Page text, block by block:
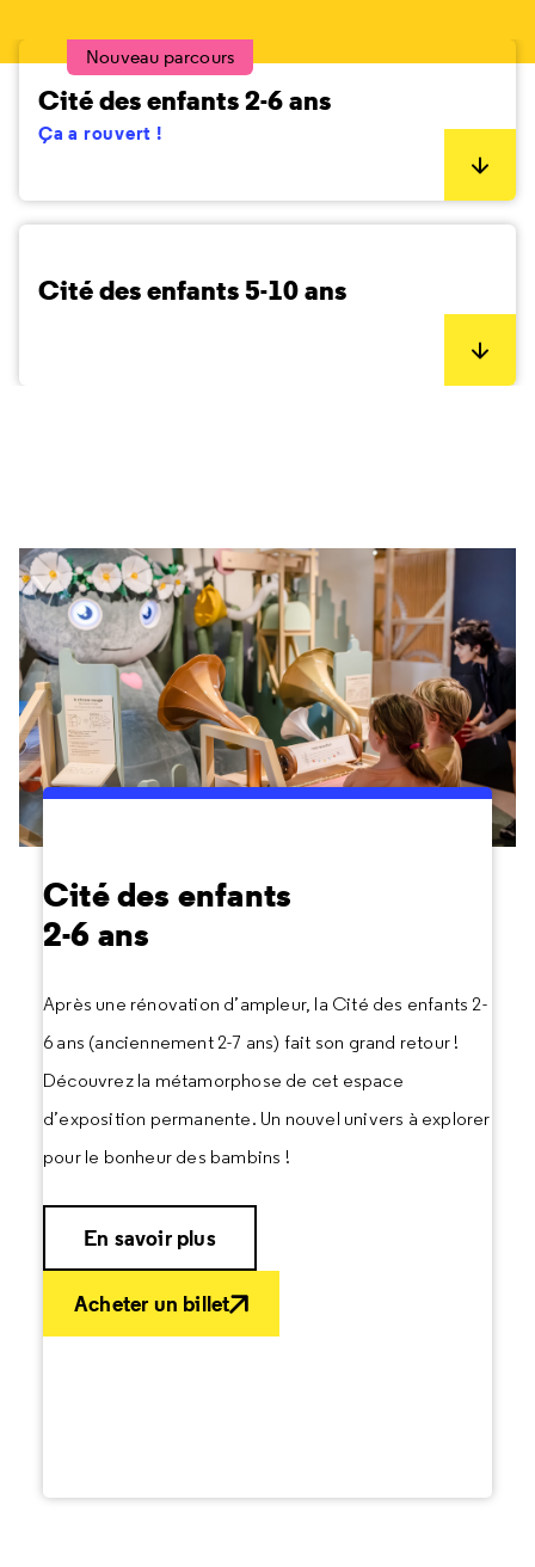
Cité des enfants 2-6 ans
Ça a rouvert !
Nouveau parcours
Cité des enfants 5-10 ans
Cité des enfants
2-6 ans
Après une rénovation d’ampleur, la Cité des enfants 2-
6 ans (anciennement 2-7 ans) fait son grand retour !
Découvrez la métamorphose de cet espace
d’exposition permanente. Un nouvel univers à explorer
pour le bonheur des bambins !
En savoir plus
Acheter un billet